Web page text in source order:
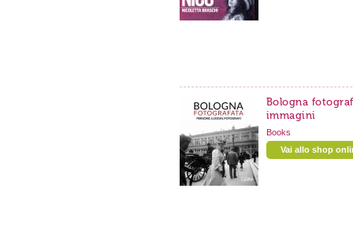
Bologna
immagini
Books
Vai allo shop